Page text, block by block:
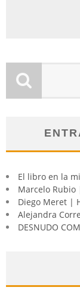
El libro en la
Marcelo
Diego Meret |
Alejandra
DESNUDO